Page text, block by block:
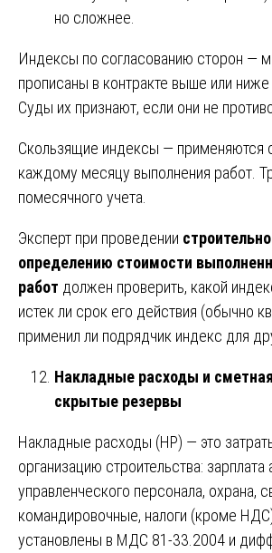
но сложнее.
Индексы по согласованию сторон —
прописаны в контракте выше или
Суды их признают, если они не
Скользящие индексы — применяются
каждому месяцу выполнения работ.
помесячного учета.
Эксперт при проведении
определению стоимости
работ должен проверить, какой
истек ли срок его действия (обычно
применил ли подрядчик индекс для
Накладные расходы и
скрытые резервы
Накладные расходы (НР) — это
организацию строительства:
управленческого персонала, охрана,
командировочные, налоги (кроме
установлены в МДС 81-33.2004 и